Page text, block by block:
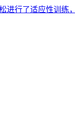
行了适应性训练